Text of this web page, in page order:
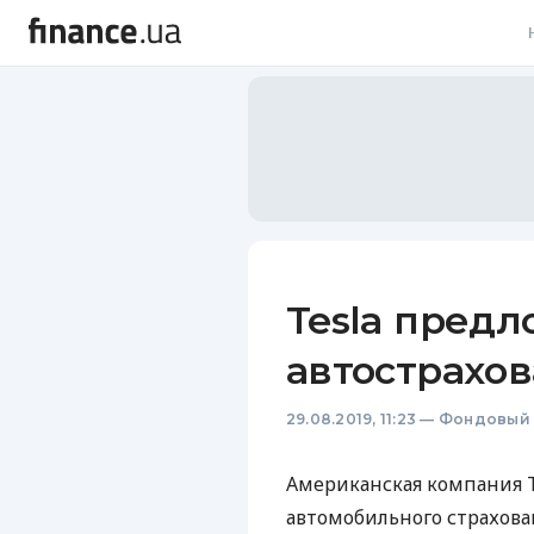
Tesla
29.08.2019, 11:23 — Фондовый
Американская
автомобильного